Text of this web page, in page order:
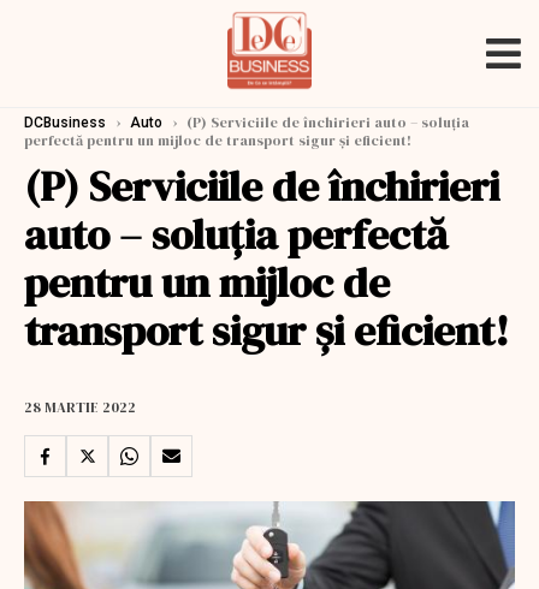
DCBusiness › Auto › (P) Serviciile de închirieri auto – soluția
perfectă pentru un mijloc de transport sigur și eficient!
(P) Serviciile de închirieri
auto – soluția perfectă
pentru un mijloc de
transport sigur și eficient!
28 MARTIE 2022